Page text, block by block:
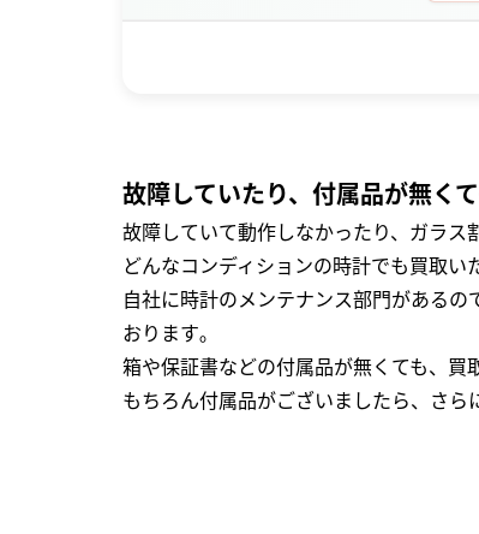
故障していたり、付属品が無く
故障していて動作しなかったり、ガラス
どんなコンディションの時計でも買取い
自社に時計のメンテナンス部門がある
おります｡
箱や保証書などの付属品が無くても、買
もちろん付属品がございましたら、さ